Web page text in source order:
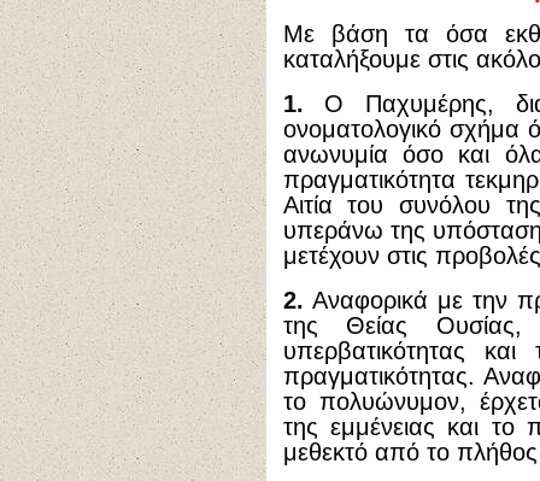
Με βάση τα όσα
καταλήξουμε στις
1. Ο Παχυμέρης,
ονοματολογικό σχήμα
ανωνυμία όσο και
πραγματικότητα
Αιτία του συνόλου
υπεράνω της
μετέχουν στις
2. Αναφορικά με την
της Θείας Ουσίας,
υπερβατικότητας και
πραγματικότητας.
το πολυώνυμον,
της εμμένειας και το
μεθεκτό από το